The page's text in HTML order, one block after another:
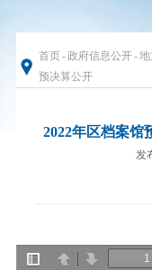
首页-政府信息公开-
预决算公开
2022年区档案馆
发